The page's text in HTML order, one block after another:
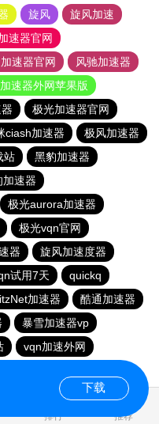
旋风
旋风加速
速器官网
速器官网
风驰加速器
速器外网苹果版
极光加速器官网
ciash加速器
极风加速器
站
黑豹加速器
加速器
极光aurora加速器
极光vqn官网
器
旋风加速度器
试用7天
quickq
加速器
酷通加速器
暴雪加速器vp
vqn加速外网
排行 推荐
下载
0.887041s